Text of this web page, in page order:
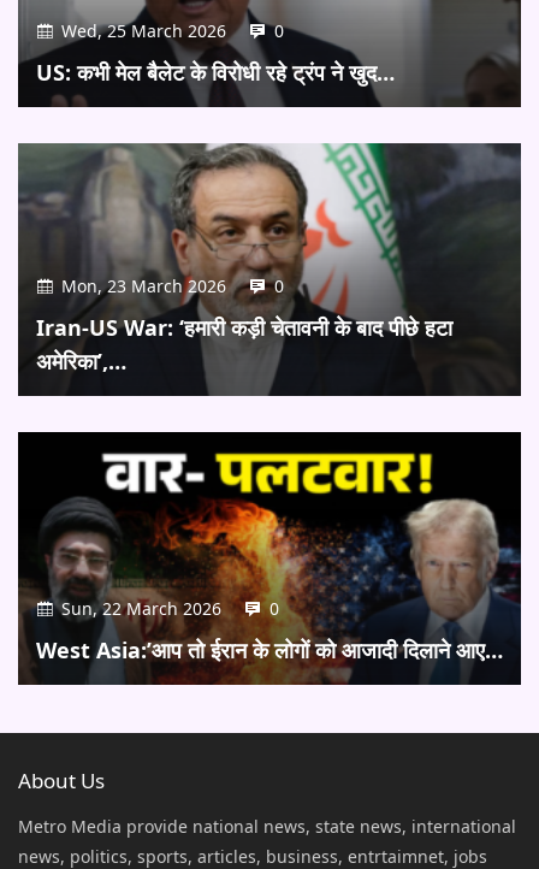
Wed, 25 March 2026 0
US: कभी मेल बैलेट के विरोधी रहे ट्रंप ने खुद…
Mon, 23 March 2026 0
Iran-US War: ‘हमारी कड़ी चेतावनी के बाद पीछे हटा
अमेरिका’,…
Sun, 22 March 2026 0
West Asia:’आप तो ईरान के लोगों को आजादी दिलाने आए…
About Us
Metro Media provide national news, state news, international
news, politics, sports, articles, business, entrtaimnet, jobs